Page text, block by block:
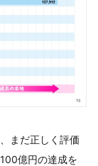
まだ正しく評価
億円の達成を